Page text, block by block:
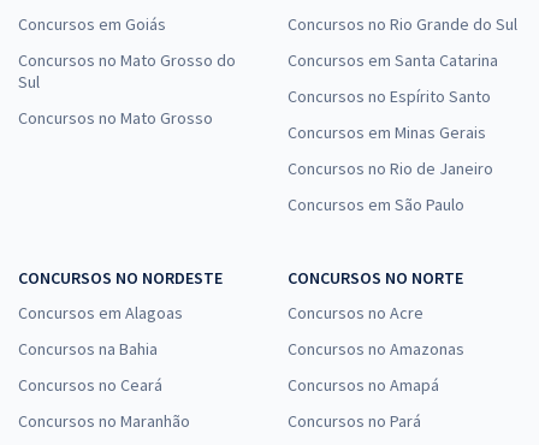
TRF 1ª Região - Tribunal Regional Federal da 1ª Região - Analista
Economize R$ 158,16 (-20%)
Comprar
TRF 1ª Região - Tribunal Regional Federal da 1ª Região -
Concursos em Goiás
Concursos no Mato Grosso do
Sul
Concursos no Mato Grosso
Concursos no Rio Grande do Sul
Concursos em Santa Catarina
Concursos no Espírito Santo
Concursos em Minas Gerais
Concursos no Rio de Janeiro
Concursos em São Paulo
CONCURSOS NO NORDESTE
Concursos em Alagoas
Concursos na Bahia
Concursos no Ceará
Concursos no Maranhão
CONCURSOS NO NORTE
Concursos no Acre
Concursos no Amazonas
Concursos no Amapá
Concursos no Pará